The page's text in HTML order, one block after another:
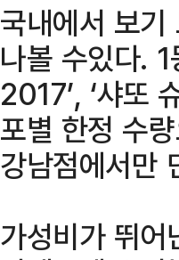
국내에서 보
나볼 수있다.
2017’, ‘샤또
포별 한정 수
강남점에서만
가성비가 뛰어